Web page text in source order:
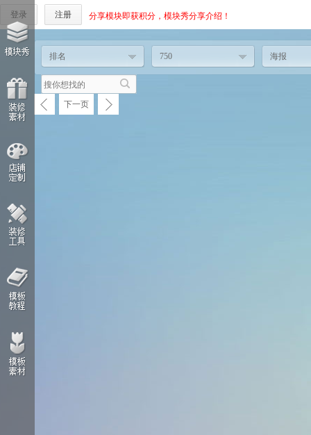
登录 注册 分享模块即获积分，模块秀分享介绍！
排名 750 海报
下一页